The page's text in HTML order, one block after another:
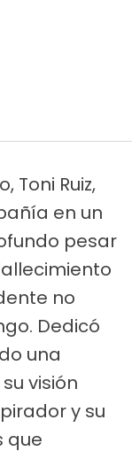
Toni Ruiz,
en un
pesar
no
Dedicó
una
visión
y su
que